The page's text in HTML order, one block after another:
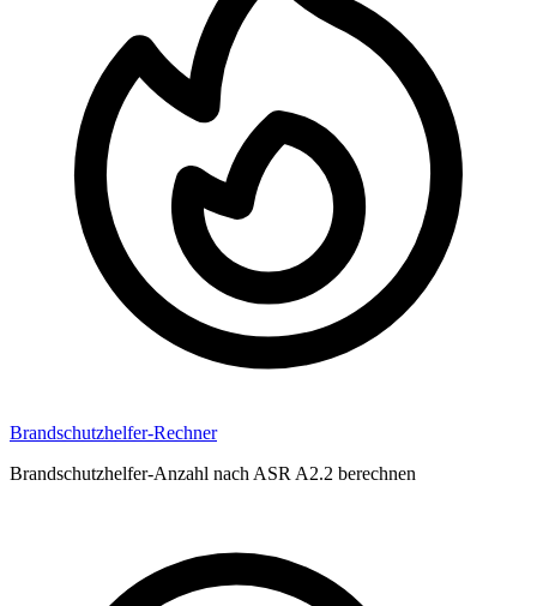
Brandschutzhelfer-Rechner
Brandschutzhelfer-Anzahl nach ASR A2.2 berechnen